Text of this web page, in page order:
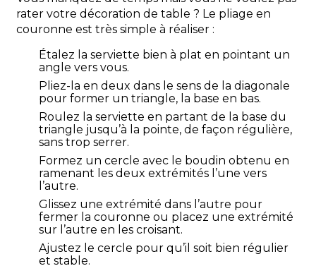
rater votre décoration de table ? Le pliage en
couronne est très simple à réaliser :
Étalez la serviette bien à plat en pointant un
angle vers vous.
Pliez-la en deux dans le sens de la diagonale
pour former un triangle, la base en bas.
Roulez la serviette en partant de la base du
triangle jusqu’à la pointe, de façon régulière,
sans trop serrer.
Formez un cercle avec le boudin obtenu en
ramenant les deux extrémités l’une vers
l’autre.
Glissez une extrémité dans l’autre pour
fermer la couronne ou placez une extrémité
sur l’autre en les croisant.
Ajustez le cercle pour qu’il soit bien régulier
et stable.